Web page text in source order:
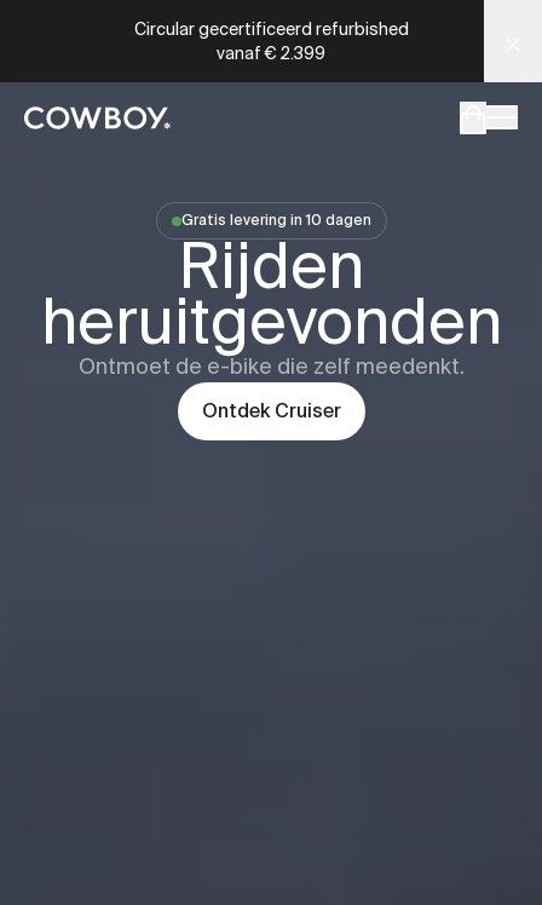
vanaf€ 2.399
een testride is dichtbij
Cowboy
Rijden
heruitgevonden
Ontmoet de e-bike die zelf meedenkt.
Gratis levering in 10 dagen
OntdekCruiser